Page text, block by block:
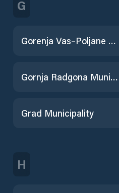
G
Gorenja Vas–Poljane Municipality
Gornja Radgona Municipality
Grad Municipality
H